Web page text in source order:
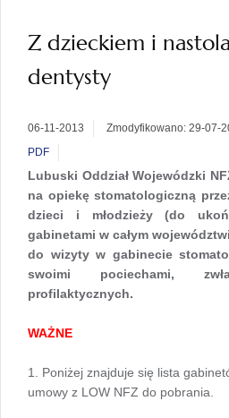
Z dzieckiem i
dentysty
06-11-2013 Zmodyfikowano: 29-07-
PDF
Lubuski Oddział Wojewódzki
na opiekę stomatologiczną
dzieci i młodzieży (do
gabinetami w całym
do wizyty w gabinecie
swoimi pociechami,
profilaktycznych.
WAŻNE
1. Poniżej znajduje się lista
umowy z LOW NFZ do pobrania.